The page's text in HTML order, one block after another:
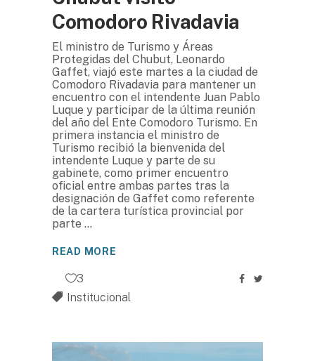
Comodoro Rivadavia
El ministro de Turismo y Áreas
Protegidas del Chubut, Leonardo
Gaffet, viajó este martes a la ciudad de
Comodoro Rivadavia para mantener un
encuentro con el intendente Juan Pablo
Luque y participar de la última reunión
del año del Ente Comodoro Turismo. En
primera instancia el ministro de
Turismo recibió la bienvenida del
intendente Luque y parte de su
gabinete, como primer encuentro
oficial entre ambas partes tras la
designación de Gaffet como referente
de la cartera turística provincial por
parte
READ MORE
3
Institucional